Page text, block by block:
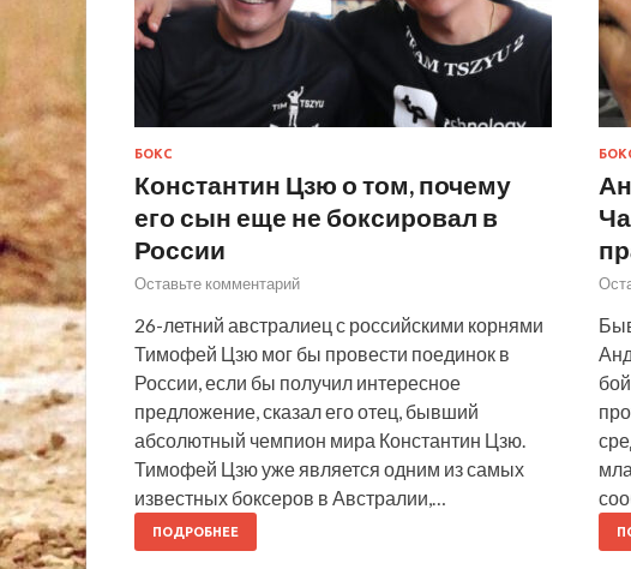
БОКС
Константин Цзю о том, почему
его сын еще не боксировал в
России
Оставьте комментарий
26-летний австралиец с российскими корнями
Тимофей Цзю мог бы провести поединок в
России, если бы получил интересное
предложение, сказал его отец, бывший
абсолютный чемпион мира Константин Цзю.
Тимофей Цзю уже является одним из самых
известных боксеров в Австралии,…
ПОДРОБНЕЕ